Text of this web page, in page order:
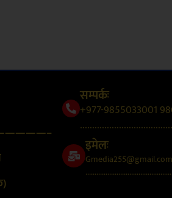
सम्पर्कः
+977-9855033001
इमेलः
Gmedia255@gmail.com